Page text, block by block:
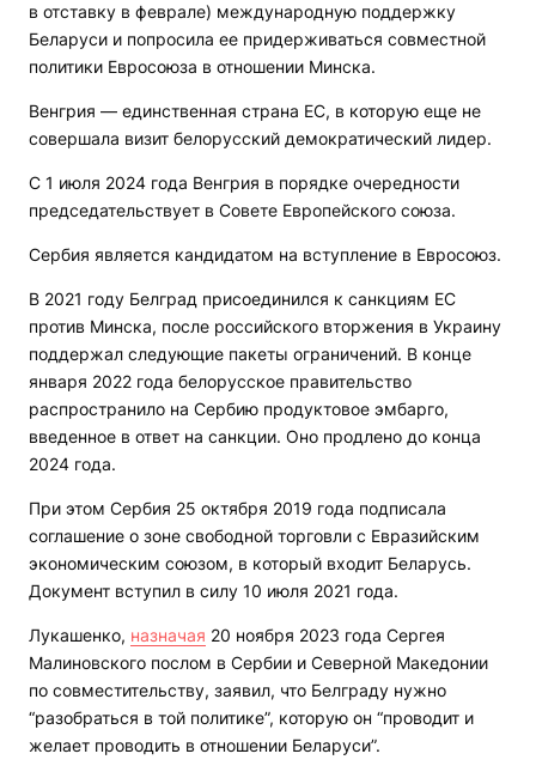
в отставку в феврале) международную поддержку
Беларуси и попросила ее придерживаться совместной
политики Евросоюза в отношении Минска.
Венгрия — единственная страна ЕС, в которую еще не
совершала визит белорусский демократический лидер.
С 1 июля 2024 года Венгрия в порядке очередности
председательствует в Совете Европейского союза.
Сербия является кандидатом на вступление в Евросоюз.
В 2021 году Белград присоединился к санкциям ЕС
против Минска, после российского вторжения в Украину
поддержал следующие пакеты ограничений. В конце
января 2022 года белорусское правительство
распространило на Сербию продуктовое эмбарго,
введенное в ответ на санкции. Оно продлено до конца
2024 года.
При этом Сербия 25 октября 2019 года подписала
соглашение о зоне свободной торговли с Евразийским
экономическим союзом, в который входит Беларусь.
Документ вступил в силу 10 июля 2021 года.
Лукашенко, назначая 20 ноября 2023 года Сергея
Малиновского послом в Сербии и Северной Македонии
по совместительству, заявил, что Белграду нужно
“разобраться в той политике”, которую он “проводит и
желает проводить в отношении Беларуси”.